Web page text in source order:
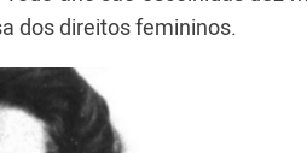
dos direitos femininos.